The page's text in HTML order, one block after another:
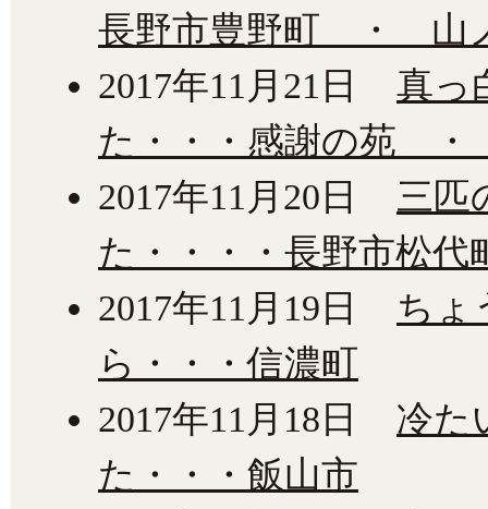
長野市豊野町 ・ 山
2017年11月21日
真っ
た・・・感謝の苑
2017年11月20日
三匹
た・・・・長野市松代
2017年11月19日
ちょ
ら・・・信濃町
2017年11月18日
冷た
た・・・飯山市